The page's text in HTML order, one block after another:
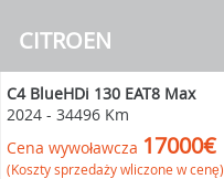
CITROEN
C4 BlueHDi 130 EAT8 Max
2024 - 34496 Km
Cena wywoławcza 17000€
(Koszty sprzedaży wliczone w cenę)